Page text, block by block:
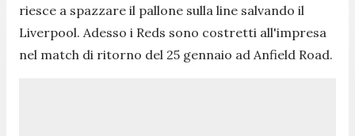
riesce a spazzare il pallone sulla line salvando il
Liverpool. Adesso i Reds sono costretti all'impresa
nel match di ritorno del 25 gennaio ad Anfield Road.